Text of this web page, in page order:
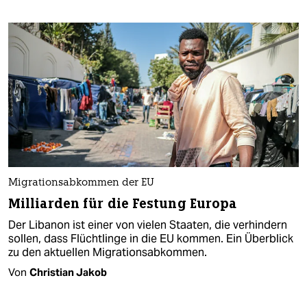
Migrationsabkommen der EU
Milliarden für die Festung Europa
Der Libanon ist einer von vielen Staaten, die verhindern
sollen, dass Flüchtlinge in die EU kommen. Ein Überblick
zu den aktuellen Migrationsabkommen.
Von Christian Jakob